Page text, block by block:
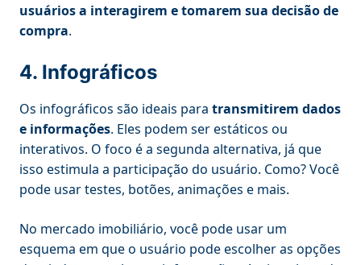
usuários a interagirem e tomarem sua decisão de
compra.
4. Infográficos
Os infográficos são ideais para transmitirem dados
e informações. Eles podem ser estáticos ou
interativos. O foco é a segunda alternativa, já que
isso estimula a participação do usuário. Como? Você
pode usar testes, botões, animações e mais.
No mercado imobiliário, você pode usar um
esquema em que o usuário pode escolher as opções